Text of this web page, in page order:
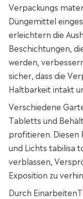
Verpackungs
Düngemittel
erleichtern die
Beschichtungen,
werden,
sicher, dass die
Haltbarkeit intakt
Verschiedene
Tabletts und
profitieren. Diesen
und Lichts tabilisa
verblassen,
Exposition zu
Durch Einarbeiten